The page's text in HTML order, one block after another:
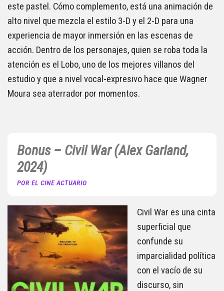
este pastel. Cómo complemento, está una animación de
alto nivel que mezcla el estilo 3-D y el 2-D para una
experiencia de mayor inmersión en las escenas de
acción. Dentro de los personajes, quien se roba toda la
atención es el Lobo, uno de los mejores villanos del
estudio y que a nivel vocal-expresivo hace que Wagner
Moura sea aterrador por momentos.
Bonus – Civil War (Alex Garland,
2024)
POR EL CINE ACTUARIO
Civil War es una cinta
superficial que
confunde su
imparcialidad política
con el vacío de su
discurso, sin